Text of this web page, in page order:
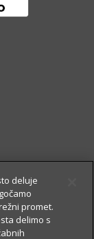
deluje
promet.
delimo s